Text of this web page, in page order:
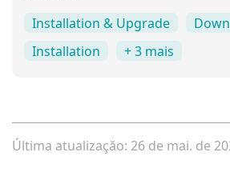
Installation & Upgrade
Installation
+ 3 mais
Última atualizaçăo: 26 de mai. de